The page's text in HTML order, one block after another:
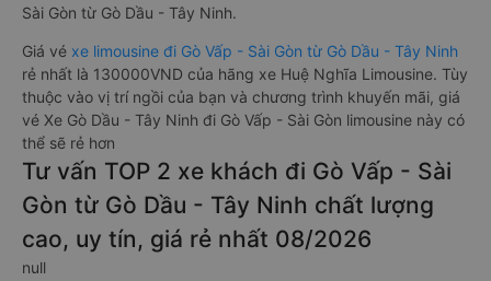
Sài Gòn từ Gò Dầu - Tây Ninh.
Giá vé xe limousine đi Gò Vấp - Sài Gòn từ Gò Dầu - Tây Ninh
rẻ nhất là 130000VND của hãng xe Huệ Nghĩa Limousine. Tùy
thuộc vào vị trí ngồi của bạn và chương trình khuyến mãi, giá
vé Xe Gò Dầu - Tây Ninh đi Gò Vấp - Sài Gòn limousine này có
thể sẽ rẻ hơn
Tư vấn TOP 2 xe khách đi Gò Vấp - Sài
Gòn từ Gò Dầu - Tây Ninh chất lượng
cao, uy tín, giá rẻ nhất 08/2026
null